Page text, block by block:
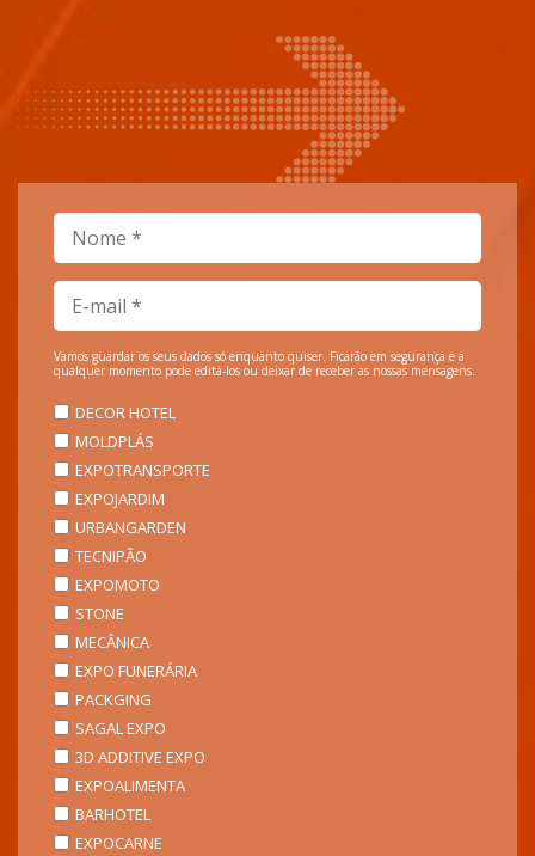
Vamos guardar os seus dados só enquanto quiser. Ficarão em segurança e a
qualquer momento pode editá-los ou deixar de receber as nossas mensagens.
DECOR HOTEL
MOLDPLÁS
EXPOTRANSPORTE
EXPOJARDIM
URBANGARDEN
TECNIPÃO
EXPOMOTO
STONE
MECÂNICA
EXPO FUNERÁRIA
PACKGING
SAGAL EXPO
3D ADDITIVE EXPO
EXPOALIMENTA
BARHOTEL
EXPOCARNE